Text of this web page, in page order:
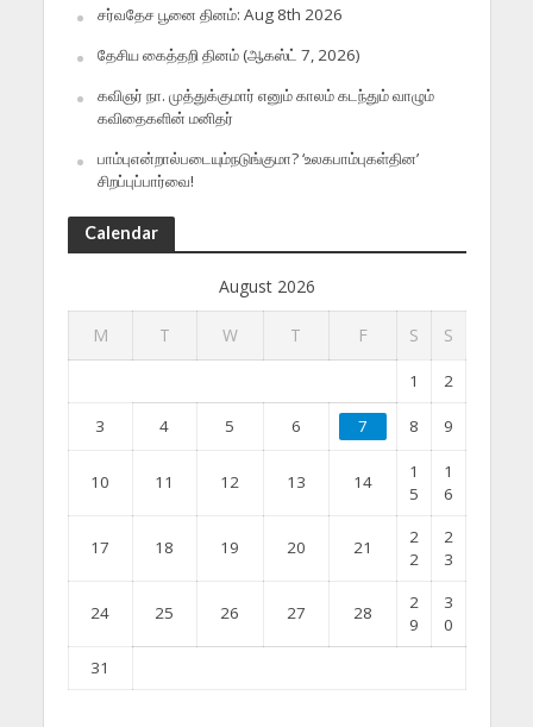
சர்வதேச பூனை தினம்: Aug 8th 2026
தேசிய கைத்தறி தினம் (ஆகஸ்ட் 7, 2026)
கவிஞர் நா. முத்துக்குமார் எனும் காலம் கடந்தும் வாழும்
கவிதைகளின் மனிதர்
பாம்புஎன்றால்படையும்நடுங்குமா? ‘உலகபாம்புகள்தின’
சிறப்புப்பார்வை!
Calendar
August 2026
M T W T F S S
1 2
3 4 5 6 7 8 9
10 11 12 13 14
1
5
1
6
17 18 19 20 21
2
2
2
3
24 25 26 27 28
2
9
3
0
31